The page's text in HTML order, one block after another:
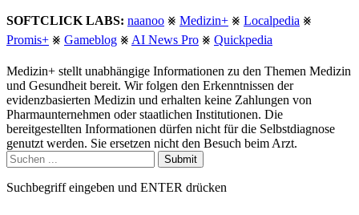
SOFTCLICK LABS: naanoo ⨳ Medizin+ ⨳ Localpedia ⨳
Promis+ ⨳ Gameblog ⨳ AI News Pro ⨳ Quickpedia
Medizin+ stellt unabhängige Informationen zu den Themen Medizin
und Gesundheit bereit. Wir folgen den Erkenntnissen der
evidenzbasierten Medizin und erhalten keine Zahlungen von
Pharmaunternehmen oder staatlichen Institutionen. Die
bereitgestellten Informationen dürfen nicht für die Selbstdiagnose
genutzt werden. Sie ersetzen nicht den Besuch beim Arzt.
Submit
Suchbegriff eingeben und ENTER drücken